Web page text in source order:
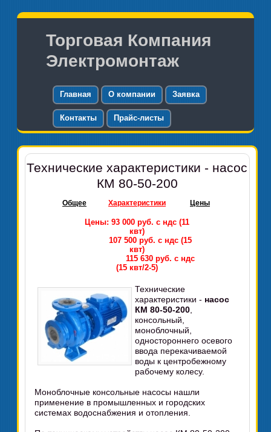
Торговая Компания
Электромонтаж
Главная О компании Заявка
Контакты Прайс-листы
Технические характеристики - насос
КМ 80-50-200
Общее Характеристики Цены
Цены: 93 000 руб. с ндс (11
квт)
107 500 руб. с ндс (15
квт)
115 630 руб. с ндс
(15 квт/2-5)
Технические
характеристики - насос
КМ 80-50-200
консольный,
моноблочный,
одностороннего осевого
ввода перекачиваемой
воды к центробежному
рабочему колесу.
Моноблочные консольные насосы нашли
применение в промышленных и городских
системах водоснабжения и отопления.